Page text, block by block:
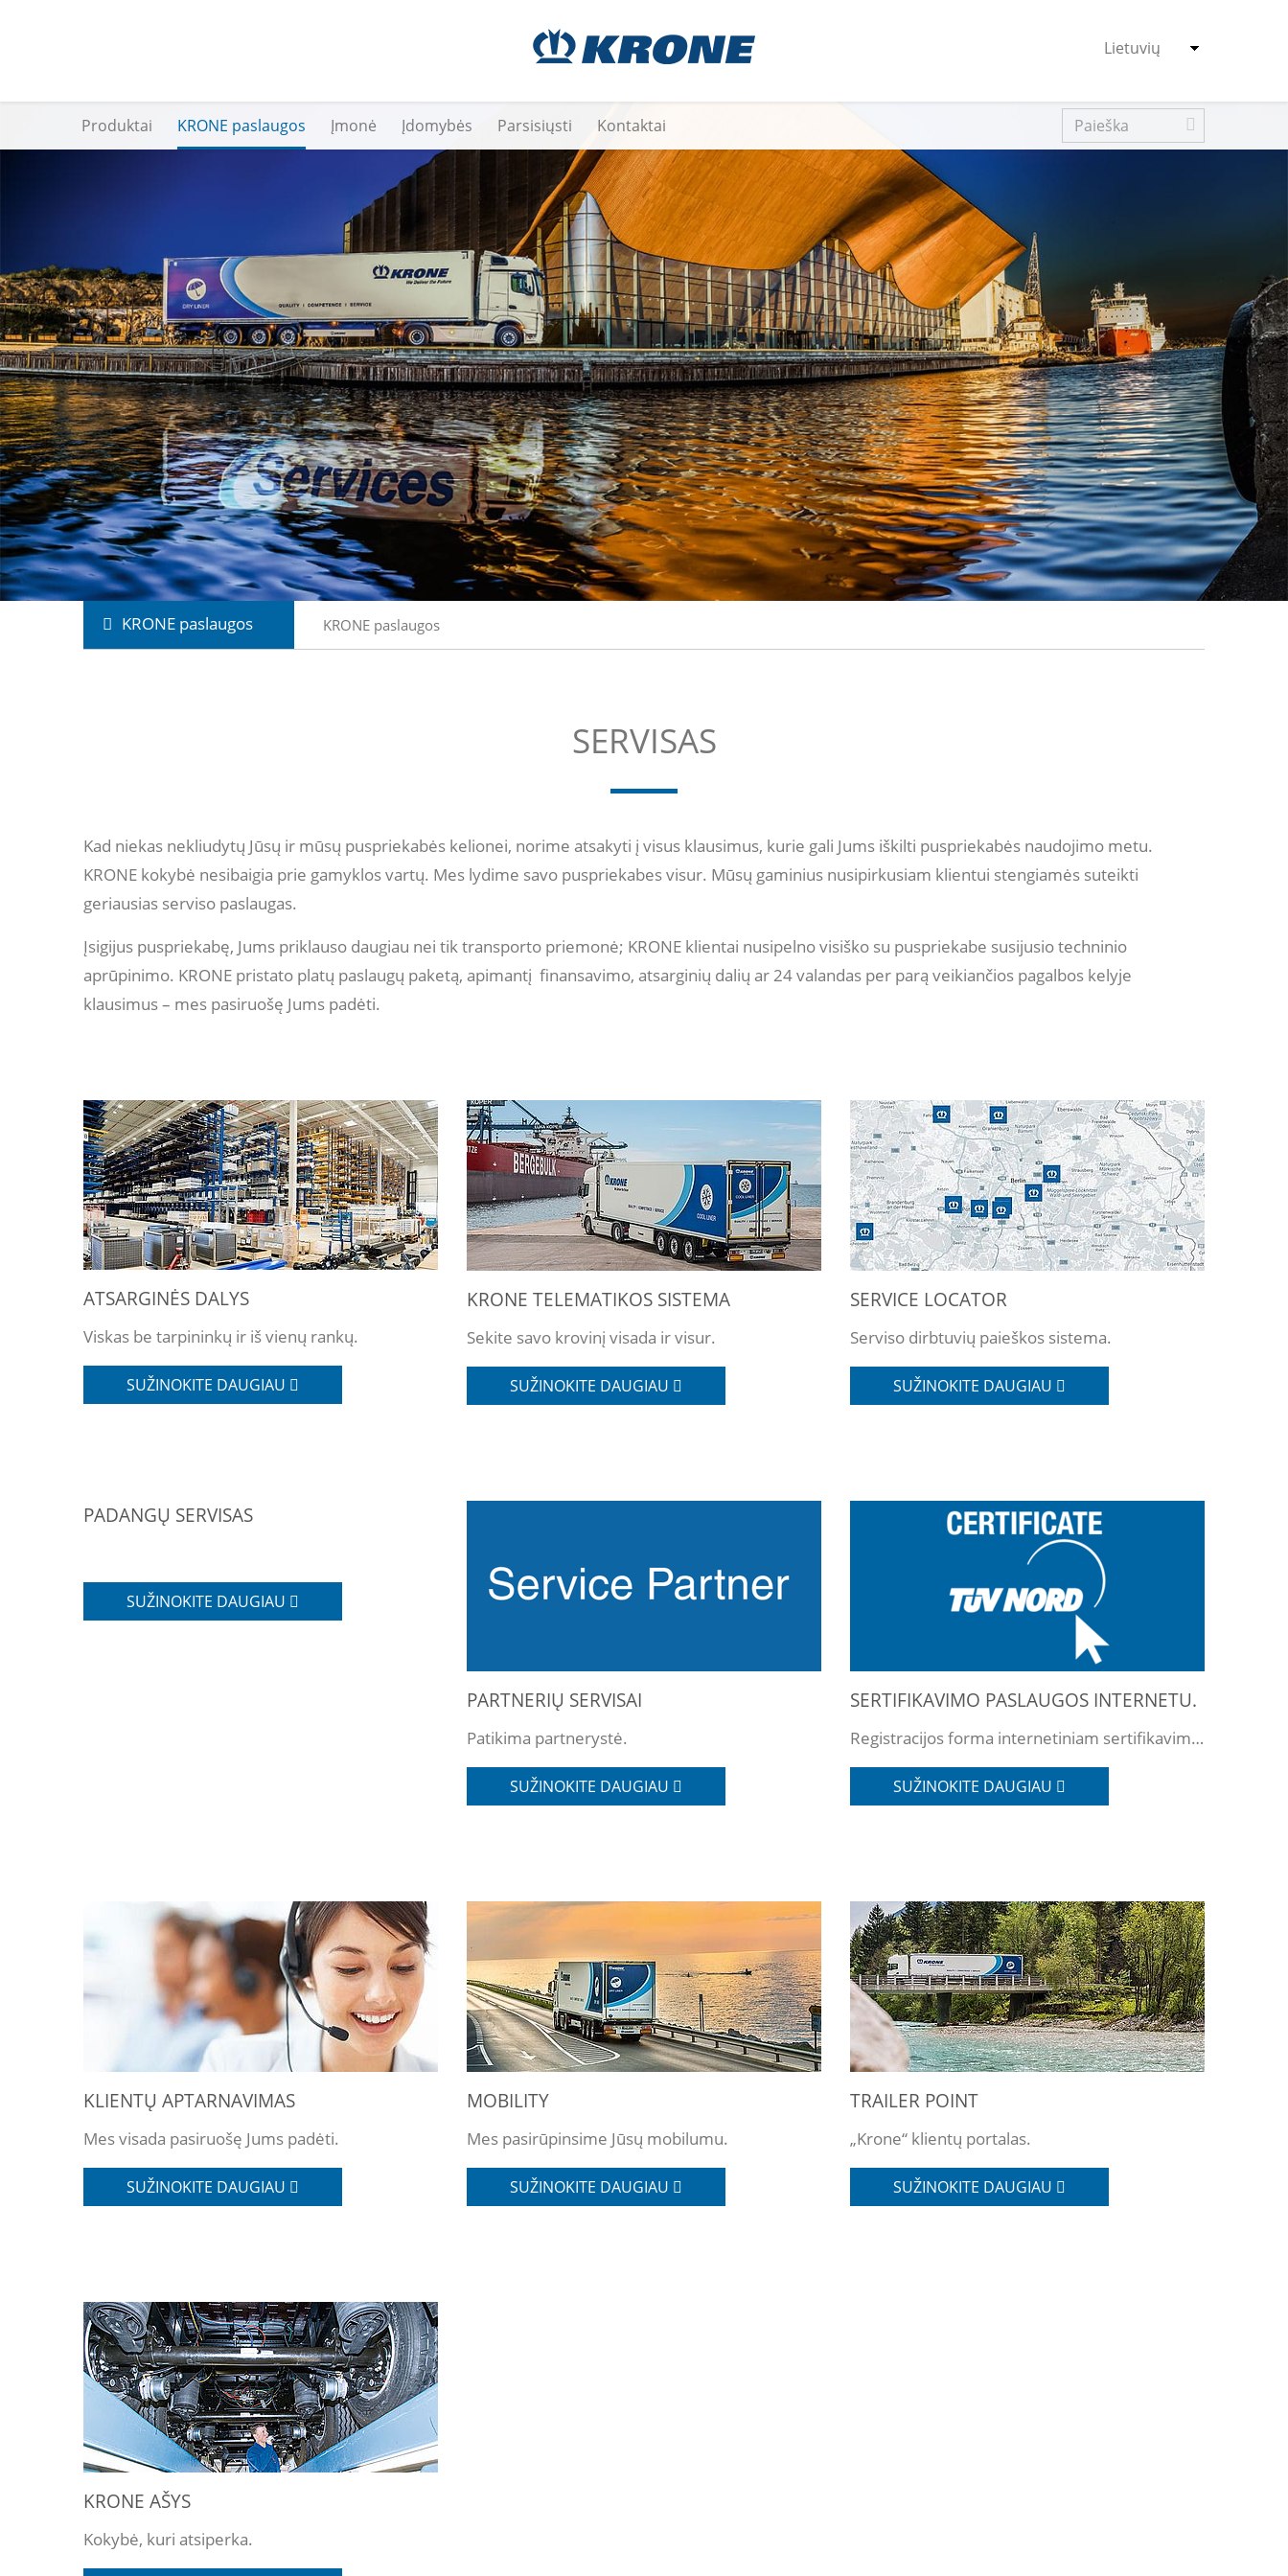
Produktai KRONE paslaugos Įmonė Įdomybės Parsisiųsti Kontaktai
KRONE paslaugos KRONE paslaugos
SERVISAS
Kad niekas nekliudytų Jūsų ir mūsų puspriekabės kelionei, norime atsakyti į visus klausimus, kurie gali Jums iškilti puspriekabės naudojimo metu.
KRONE kokybė nesibaigia prie gamyklos vartų. Mes lydime savo puspriekabes visur. Mūsų gaminius nusipirkusiam klientui stengiamės suteikti
geriausias serviso paslaugas.
Įsigijus puspriekabę, Jums priklauso daugiau nei tik transporto priemonė; KRONE klientai nusipelno visiško su puspriekabe susijusio techninio
aprūpinimo. KRONE pristato platų paslaugų paketą, apimantį finansavimo, atsarginių dalių ar 24 valandas per parą veikiančios pagalbos kelyje
klausimus – mes pasiruošę Jums padėti.
ATSARGINĖS DALYS
Viskas be tarpininkų ir iš vienų rankų.
SUŽINOKITE DAUGIAU
KRONE TELEMATIKOS SISTEMA
Sekite savo krovinį visada ir visur.
SUŽINOKITE DAUGIAU
SERVICE LOCATOR
Serviso dirbtuvių paieškos sistema.
SUŽINOKITE DAUGIAU
PADANGŲ SERVISAS
SUŽINOKITE DAUGIAU
PARTNERIŲ SERVISAI
Patikima partnerystė.
SUŽINOKITE DAUGIAU
SERTIFIKAVIMO PASLAUGOS INTERNETU.
Registracijos forma internetiniam sertifikavimui.
SUŽINOKITE DAUGIAU
KLIENTŲ APTARNAVIMAS
Mes visada pasiruošę Jums padėti.
SUŽINOKITE DAUGIAU
MOBILITY
Mes pasirūpinsime Jūsų mobilumu.
SUŽINOKITE DAUGIAU
TRAILER POINT
„Krone“ klientų portalas.
SUŽINOKITE DAUGIAU
KRONE AŠYS
Kokybė, kuri atsiperka.